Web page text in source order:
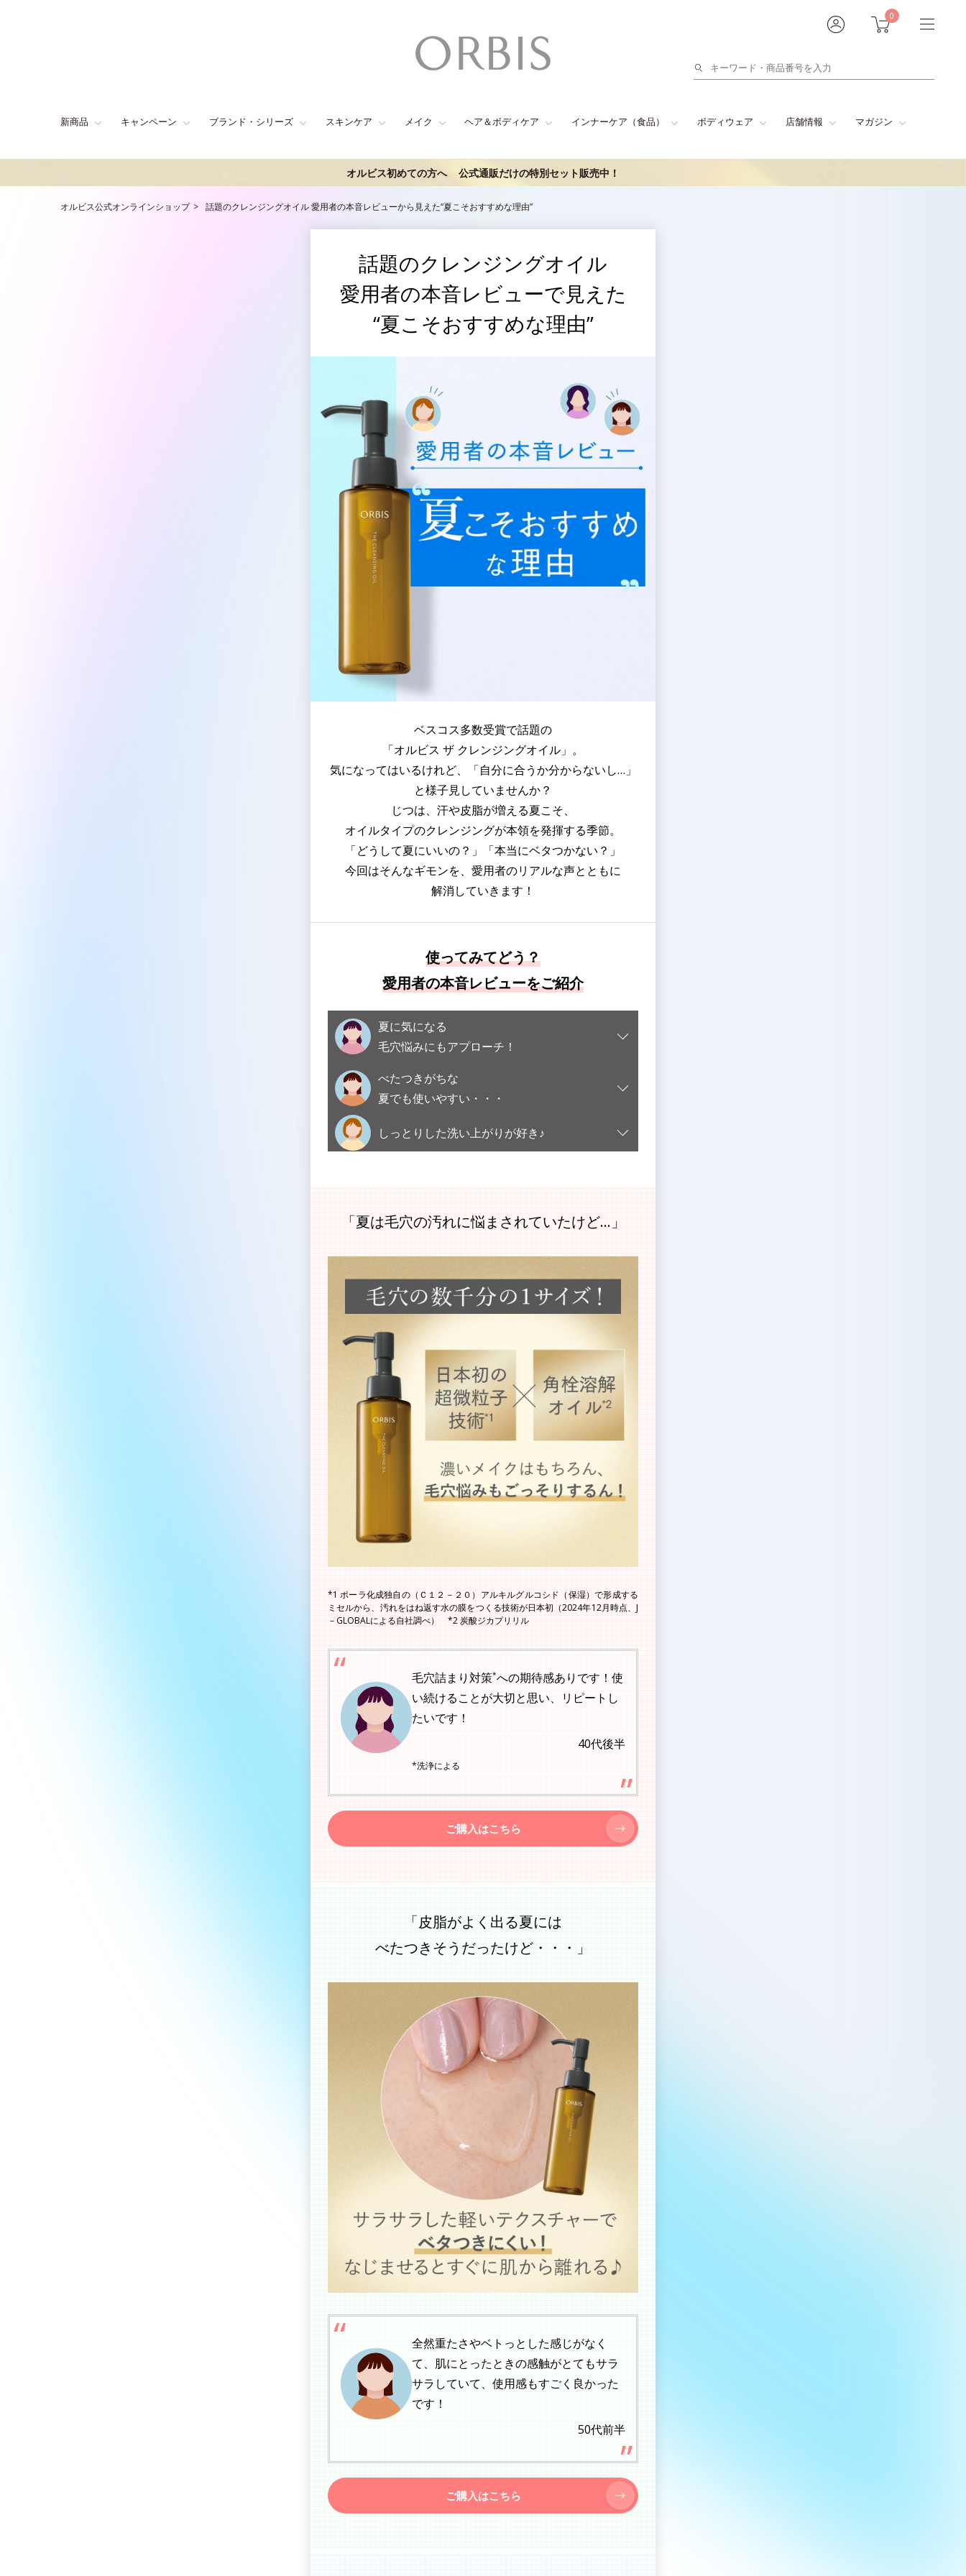
0
検
新商品 キャンペーン ブランド・シリーズ スキンケア メイク ヘア＆ボディケア インナーケア（食品） ボディウェア 店舗情報 マガジン
オルビス初めての方へ 公式通販だけの特別セット販売中！
オルビス公式オンラインショップ 話題のクレンジングオイル 愛用者の本音レビューから見えた“夏こそおすすめな理由”
話題のクレンジングオイル
愛用者の本音レビューで見えた
“夏こそおすすめな理由”
ベスコス多数受賞で話題の
「オルビス ザ クレンジングオイル」。
気になってはいるけれど、「自分に合うか分からないし…」
と様子見していませんか？
じつは、汗や皮脂が増える夏こそ、
オイルタイプのクレンジングが本領を発揮する季節。
「どうして夏にいいの？」「本当にベタつかない？」
今回はそんなギモンを、愛用者のリアルな声とともに
解消していきます！
使ってみてどう？
愛用者の本音レビューをご紹介
夏に気になる
毛穴悩みにもアプローチ！
べたつきがちな
夏でも使いやすい・・・
しっとりした洗い上がりが好き♪
「夏は毛穴の汚れに悩まされていたけど…」
*1 ポーラ化成独自の（Ｃ１２－２０）アルキルグルコシド（保湿）で形成する
ミセルから、汚れをはね返す水の膜をつくる技術が日本初（2024年12月時点、J
－GLOBALによる自社調べ） *2 炭酸ジカプリリル
毛穴詰まり対策*への期待感ありです！使
い続けることが大切と思い、リピートし
たいです！
40代後半
*洗浄による
ご購入はこちら
「皮脂がよく出る夏には
べたつきそうだったけど・・・」
全然重たさやベトっとした感じがなく
て、肌にとったときの感触がとてもサラ
サラしていて、使用感もすごく良かった
です！
50代前半
ご購入はこちら